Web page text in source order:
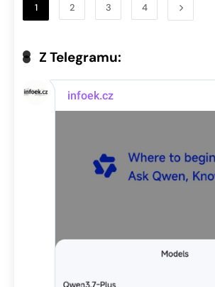
1 2 3 4
Z Telegramu: